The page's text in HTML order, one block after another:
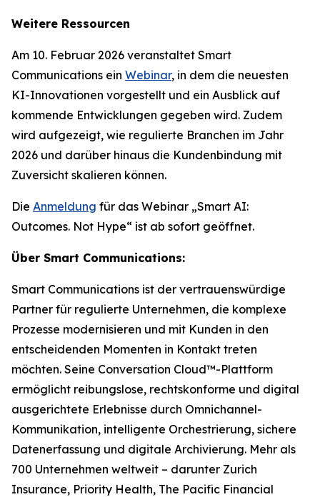
Weitere Ressourcen
Am 10. Februar 2026 veranstaltet Smart
Communications ein Webinar, in dem die neuesten
KI-Innovationen vorgestellt und ein Ausblick auf
kommende Entwicklungen gegeben wird. Zudem
wird aufgezeigt, wie regulierte Branchen im Jahr
2026 und darüber hinaus die Kundenbindung mit
Zuversicht skalieren können.
Die Anmeldung für das Webinar „Smart AI:
Outcomes. Not Hype“ ist ab sofort geöffnet.
Über Smart Communications:
Smart Communications ist der vertrauenswürdige
Partner für regulierte Unternehmen, die komplexe
Prozesse modernisieren und mit Kunden in den
entscheidenden Momenten in Kontakt treten
möchten. Seine Conversation Cloud™-Plattform
ermöglicht reibungslose, rechtskonforme und digital
ausgerichtete Erlebnisse durch Omnichannel-
Kommunikation, intelligente Orchestrierung, sichere
Datenerfassung und digitale Archivierung. Mehr als
700 Unternehmen weltweit – darunter Zurich
Insurance, Priority Health, The Pacific Financial